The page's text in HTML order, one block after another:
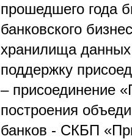
прошедшего года
банковского
хранилища
поддержку
– присоединение
построения
банков - СКБП